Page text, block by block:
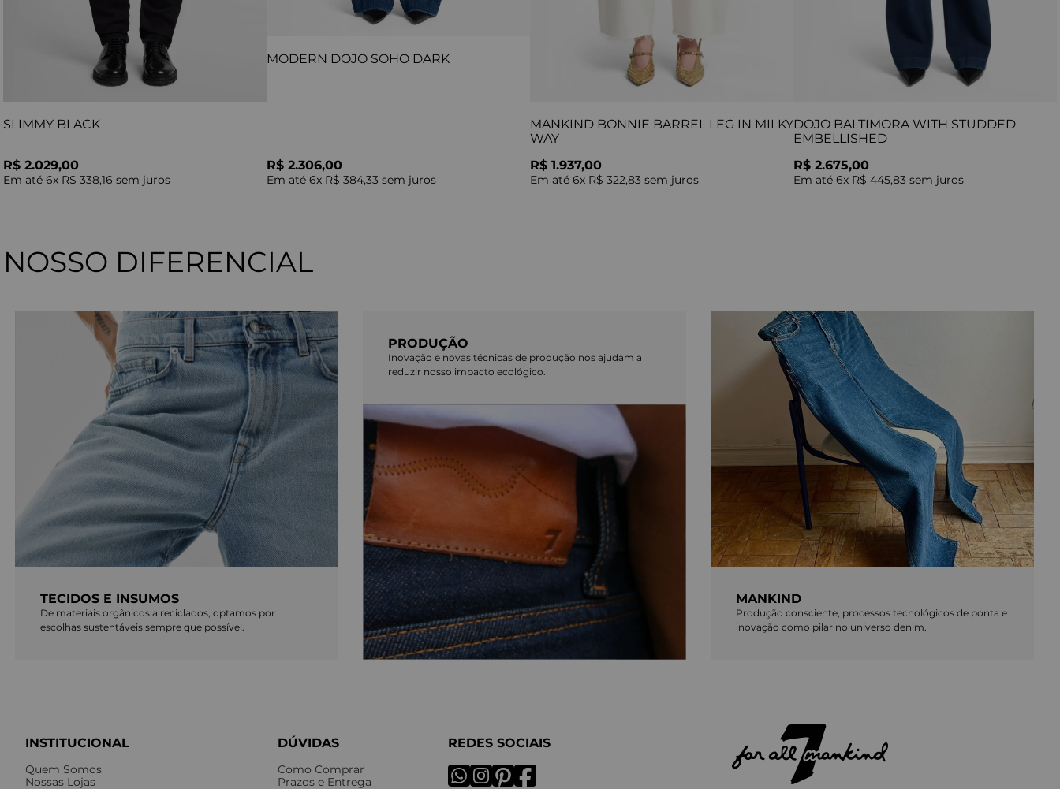
SLIMMY BLACK
R$ 2.029,00
Em até 6x R$ 338,16 sem juros
MODERN DOJO SOHO DARK
R$ 2.306,00
Em até 6x R$ 384,33 sem juros
MANKIND BONNIE BARREL LEG IN MILKY
WAY
R$ 1.937,00
Em até 6x R$ 322,83 sem juros
DOJO BALTIMORA WITH STUDDED
EMBELLISHED
R$ 2.675,00
Em até 6x R$ 445,83 sem juros
NOSSO DIFERENCIAL
TECIDOS E INSUMOS
De materiais orgânicos a reciclados, optamos por
escolhas sustentáveis sempre que possível.
PRODUÇÃO
Inovação e novas técnicas de produção nos ajudam a
reduzir nosso impacto ecológico.
MANKIND
Produção consciente, processos tecnológicos de ponta e
inovação como pilar no universo denim.
INSTITUCIONAL
Quem Somos
Nossas Lojas
DÚVIDAS
Como Comprar
Prazos e Entrega
REDES SOCIAIS